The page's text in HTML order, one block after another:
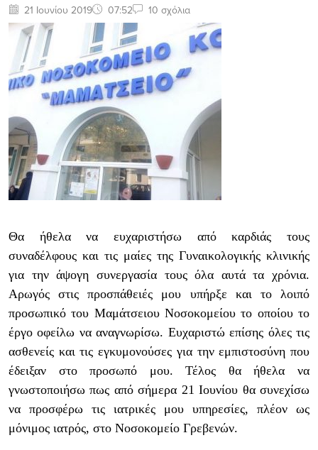
21 Ιουνίου 2019 07:52 10 σχόλια
Θα ήθελα να ευχαριστήσω από καρδιάς τους
συναδέλφους και τις μαίες της Γυναικολογικής κλινικής
για την άψογη συνεργασία τους όλα αυτά τα χρόνια.
Αρωγός στις προσπάθειές μου υπήρξε και το λοιπό
προσωπικό του Μαμάτσειου Νοσοκομείου το οποίου το
έργο οφείλω να αναγνωρίσω. Ευχαριστώ επίσης όλες τις
ασθενείς και τις εγκυμονούσες για την εμπιστοσύνη που
έδειξαν στο προσωπό μου. Τέλος θα ήθελα να
γνωστοποιήσω πως από σήμερα 21 Ιουνίου θα συνεχίσω
να προσφέρω τις ιατρικές μου υπηρεσίες, πλέον ως
μόνιμος ιατρός, στο Νοσοκομείο Γρεβενών.